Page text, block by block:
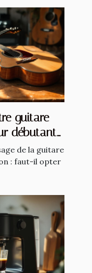
guitare
débutants
de la guitare
: faut-il opter